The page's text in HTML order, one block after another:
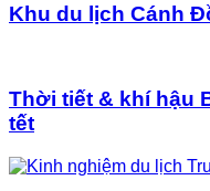
Khu du lịch Cánh
Thời tiết & khí hậu
tết